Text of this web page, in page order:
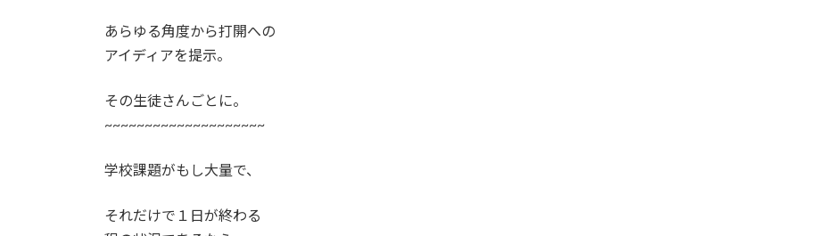
あらゆる角度から打開への
アイディアを提示。
その生徒さんごとに。
~~~~~~~~~~~~~~~~~~~~
学校課題がもし大量で、
それだけで１日が終わる